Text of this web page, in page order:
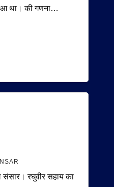
था। की गणना…
रघुवीर सहाय का